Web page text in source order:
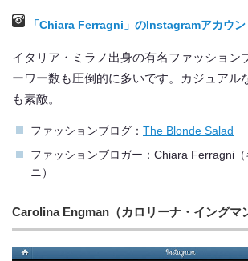
「Chiara Ferragni」のInstagramアカウン
イタリア・ミラノ出身の有名ファッション
ーワー数も圧倒的に多いです。カジュアル
も素敵。
ファッションブログ： The Blonde Salad
ファッションブロガー：Chiara Ferragni
ニ）
Carolina Engman（カロリーナ・イングマ